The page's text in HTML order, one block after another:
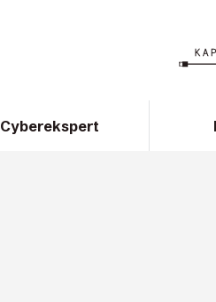
Cyberekspert